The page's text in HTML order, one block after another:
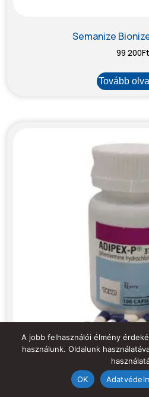
Semanize
99 200Ft
Tovább
Adipex-P
A jobb felhasználói élmény
használunk. Oldalunk
OK